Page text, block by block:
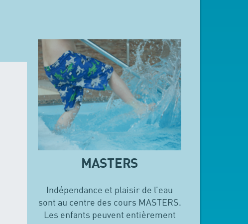
MASTERS
Indépendance et plaisir de l’eau
sont au centre des cours MASTERS.
Les enfants peuvent entièrement